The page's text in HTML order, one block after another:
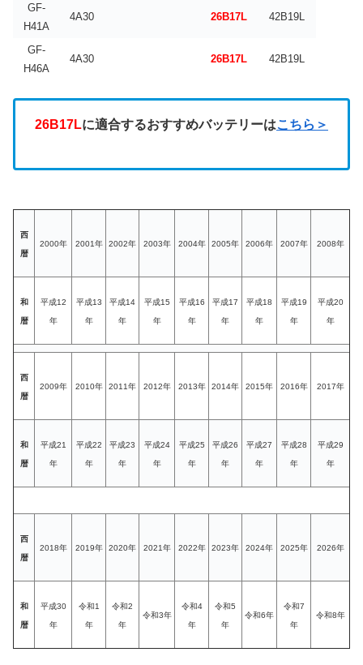
GF-
H41A
4A30 26B17L 42B19L
GF-
H46A
4A30 26B17L 42B19L
26B17Lに適合するおすすめバッテリーはこちら＞
西
暦
2000年 2001年 2002年 2003年 2004年 2005年 2006年 2007年 2008年
和
暦
平成12
年
平成13
年
平成14
年
平成15
年
平成16
年
平成17
年
平成18
年
平成19
年
平成20
年
西
暦
2009年 2010年 2011年 2012年 2013年 2014年 2015年 2016年 2017年
和
暦
平成21
年
平成22
年
平成23
年
平成24
年
平成25
年
平成26
年
平成27
年
平成28
年
平成29
年
西
暦
2018年 2019年 2020年 2021年 2022年 2023年 2024年 2025年 2026年
和
暦
平成30
年
令和1
年
令和2
年
令和3年
令和4
年
令和5
年
令和6年
令和7
年
令和8年